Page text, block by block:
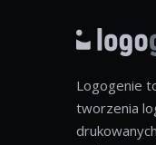
Logogenie
tworzenia